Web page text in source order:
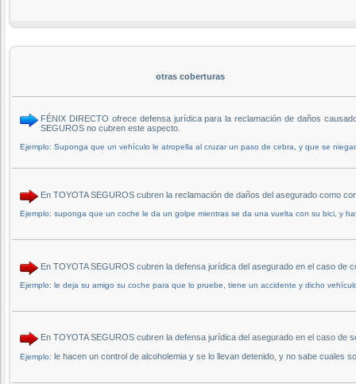
otras coberturas
FÉNIX DIRECTO ofrece defensa jurídica para la reclamación de daños
SEGUROS no cubren este aspecto.
Ejemplo: Suponga que un vehículo le atropella al cruzar un paso de cebra, y que se
En TOYOTA SEGUROS cubren la reclamación de daños del asegurado como
Ejemplo: suponga que un coche le da un golpe mientras se da una vuelta con su bici, y
En TOYOTA SEGUROS cubren la defensa jurídica del asegurado en el caso de
Ejemplo: le deja su amigo su coche para que lo pruebe, tiene un accidente y dicho
En TOYOTA SEGUROS cubren la defensa jurídica del asegurado en el caso de
Ejemplo: le hacen un control de alcoholemia y se lo llevan detenido, y no sabe cuales